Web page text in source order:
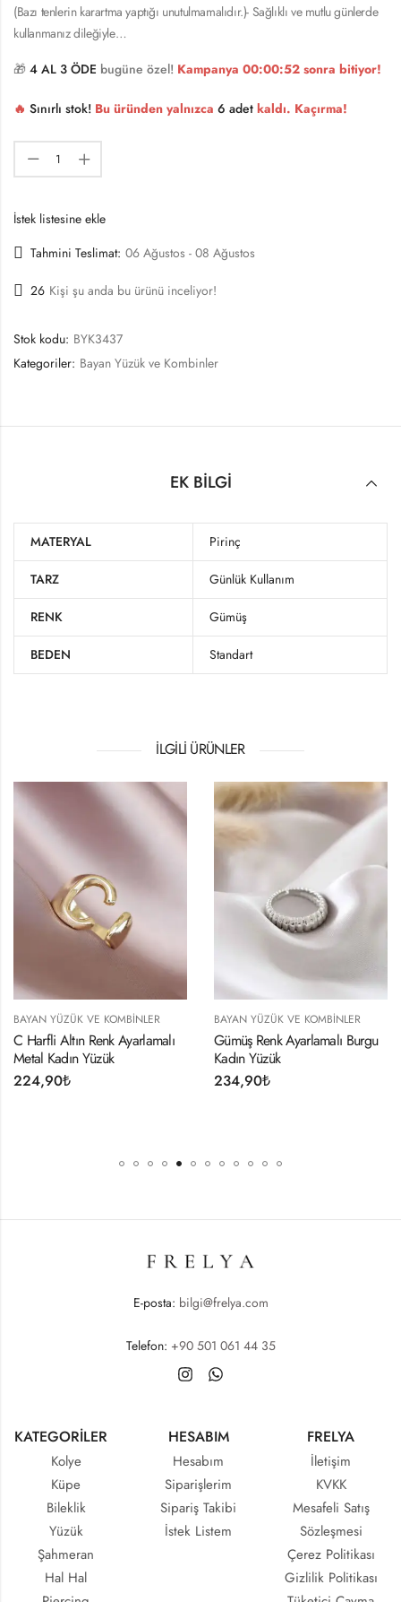
(Bazı tenlerin karartma yaptığı unutulmamalıdır.)- Sağlıklı ve mutlu günlerde
kullanmanız dileğiyle…
🎁 4 AL 3 ÖDE bugüne özel! Kampanya 00:00:52 sonra bitiyor!
🔥 Sınırlı stok! Bu üründen yalnızca 6 adet kaldı. Kaçırma!
İstek listesine ekle
Tahmini Teslimat: 06 Ağustos - 08 Ağustos
26 Kişi şu anda bu ürünü inceliyor!
Stok kodu: BYK3437
Kategoriler: Bayan Yüzük ve Kombinler
EK BILGI
MATERYAL Pirinç
TARZ Günlük Kullanım
RENK Gümüş
BEDEN Standart
İLGILI ÜRÜNLER
BAYAN YÜZÜK VE KOMBINLER
C Harfli Altın Renk Ayarlamalı
Metal Kadın Yüzük
224,90₺
BAYAN YÜZÜK VE KOMBINLER
Gümüş Renk Ayarlamalı Burgu
Kadın Yüzük
234,90₺
E-posta: bilgi@frelya.com
Telefon: +90 501 061 44 35
KATEGORİLER
Kolye
Küpe
Bileklik
Yüzük
Şahmeran
Hal Hal
HESABIM
Hesabım
Siparişlerim
Sipariş Takibi
İstek Listem
FRELYA
İletişim
KVKK
Mesafeli Satış
Sözleşmesi
Çerez Politikası
Gizlilik Politikası